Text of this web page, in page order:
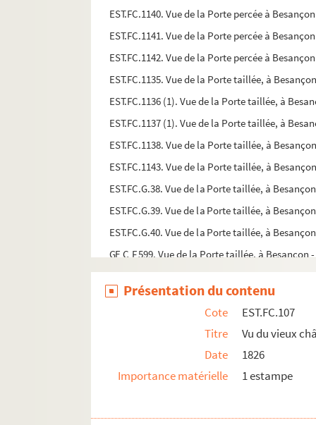
EST.FC.1140. Vue de la Porte percée à
EST.FC.1141. Vue de la Porte percée à
EST.FC.1142. Vue de la Porte percée à
EST.FC.1135. Vue de la Porte taillée, à
EST.FC.1136 (1). Vue de la Porte taillée, à
EST.FC.1137 (1). Vue de la Porte taillée, à
EST.FC.1138. Vue de la Porte taillée, à
EST.FC.1143. Vue de la Porte taillée, à
EST.FC.G.38. Vue de la Porte taillée, à
EST.FC.G.39. Vue de la Porte taillée, à
EST.FC.G.40. Vue de la Porte taillée, à
GE C F 599. Vue de la Porte taillée, à
EST.FC.259 2. Vue de la Saône prise au village
EST.FC.336. Vue de la Saône prise au village
EST.FC.89. Vue de la Source du Lison : Doubs
EST.FC.409. Vue de la ville d'Arbois : en
EST.FC.410. Vue de la ville d'Arbois : en
EST.FC.G.33. Vue de la ville d'Arbois : en
Présentation du contenu
Cote
EST.FC.107
Titre
Vu du vieux
Date
1826
Importance matérielle
1 estampe